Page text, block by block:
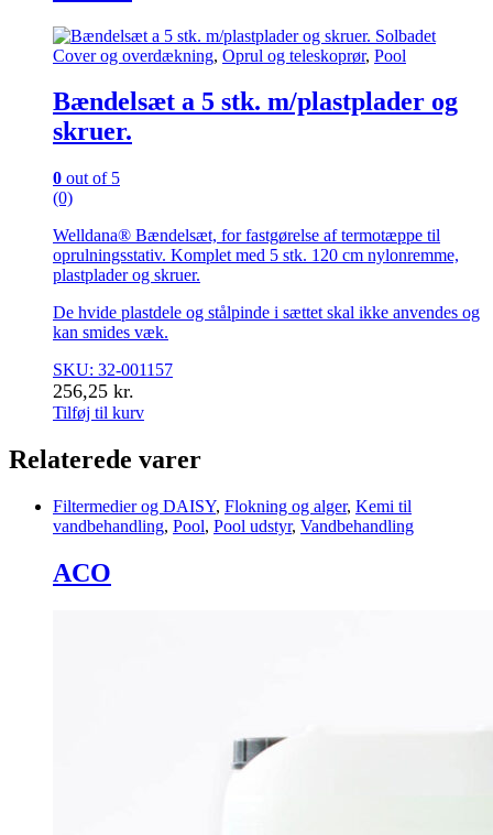
Cover og overdækning, Oprul og teleskoprør, Pool
Bændelsæt a 5 stk. m/plastplader og
skruer.
0 out of 5
(0)
Welldana® Bændelsæt, for fastgørelse af termotæppe til
oprulningsstativ. Komplet med 5 stk. 120 cm nylonremme,
plastplader og skruer.
De hvide plastdele og stålpinde i sættet skal ikke anvendes og
kan smides væk.
SKU: 32-001157
256,25 kr.
Tilføj til kurv
Relaterede varer
Filtermedier og DAISY, Flokning og alger, Kemi til
vandbehandling, Pool, Pool udstyr, Vandbehandling
ACO